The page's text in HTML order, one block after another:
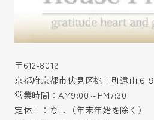
〒612-8012
京都府京都市伏見区桃山町遠山６９
営業時間：AM9:00～PM7:30
定休日：なし（年末年始を除く）